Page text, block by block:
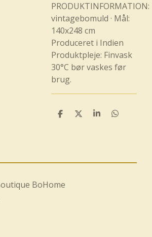
vintagebomuld · Mål:
140x248 cm
Produceret i Indien
Produktpleje: Finvask
30°C bør vaskes før
brug.
D
D
D
D
BoHome